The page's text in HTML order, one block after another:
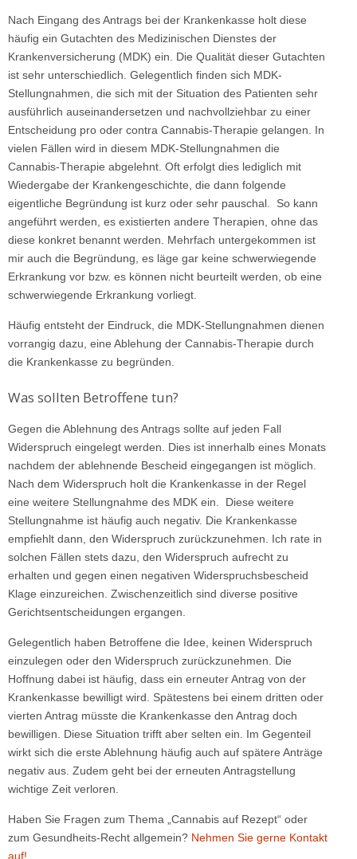
Nach Eingang des Antrags bei der Krankenkasse holt diese
häufig ein Gutachten des Medizinischen Dienstes der
Krankenversicherung (MDK) ein. Die Qualität dieser Gutachten
ist sehr unterschiedlich. Gelegentlich finden sich MDK-
Stellungnahmen, die sich mit der Situation des Patienten sehr
ausführlich auseinandersetzen und nachvollziehbar zu einer
Entscheidung pro oder contra Cannabis-Therapie gelangen. In
vielen Fällen wird in diesem MDK-Stellungnahmen die
Cannabis-Therapie abgelehnt. Oft erfolgt dies lediglich mit
Wiedergabe der Krankengeschichte, die dann folgende
eigentliche Begründung ist kurz oder sehr pauschal. So kann
angeführt werden, es existierten andere Therapien, ohne das
diese konkret benannt werden. Mehrfach untergekommen ist
mir auch die Begründung, es läge gar keine schwerwiegende
Erkrankung vor bzw. es können nicht beurteilt werden, ob eine
schwerwiegende Erkrankung vorliegt.
Häufig entsteht der Eindruck, die MDK-Stellungnahmen dienen
vorrangig dazu, eine Ablehung der Cannabis-Therapie durch
die Krankenkasse zu begründen.
Was sollten Betroffene tun?
Gegen die Ablehnung des Antrags sollte auf jeden Fall
Widerspruch eingelegt werden. Dies ist innerhalb eines Monats
nachdem der ablehnende Bescheid eingegangen ist möglich.
Nach dem Widerspruch holt die Krankenkasse in der Regel
eine weitere Stellungnahme des MDK ein. Diese weitere
Stellungnahme ist häufig auch negativ. Die Krankenkasse
empfiehlt dann, den Widerspruch zurückzunehmen. Ich rate in
solchen Fällen stets dazu, den Widerspruch aufrecht zu
erhalten und gegen einen negativen Widerspruchsbescheid
Klage einzureichen. Zwischenzeitlich sind diverse positive
Gerichtsentscheidungen ergangen.
Gelegentlich haben Betroffene die Idee, keinen Widerspruch
einzulegen oder den Widerspruch zurückzunehmen. Die
Hoffnung dabei ist häufig, dass ein erneuter Antrag von der
Krankenkasse bewilligt wird. Spätestens bei einem dritten oder
vierten Antrag müsste die Krankenkasse den Antrag doch
bewilligen. Diese Situation trifft aber selten ein. Im Gegenteil
wirkt sich die erste Ablehnung häufig auch auf spätere Anträge
negativ aus. Zudem geht bei der erneuten Antragstellung
wichtige Zeit verloren.
Haben Sie Fragen zum Thema „Cannabis auf Rezept“ oder
zum Gesundheits-Recht allgemein? Nehmen Sie gerne Kontakt
auf!